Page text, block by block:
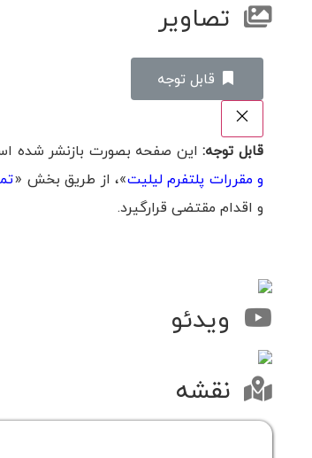
تصاویر
‌قابل توجه
قابل توجه:این صفحه بصورت بازنشر شده
و مقررات پلتفرم لیلیت»، از طریق بخش «
و اقدام مقتضی قرارگیرد.
ویدئو
نقشه